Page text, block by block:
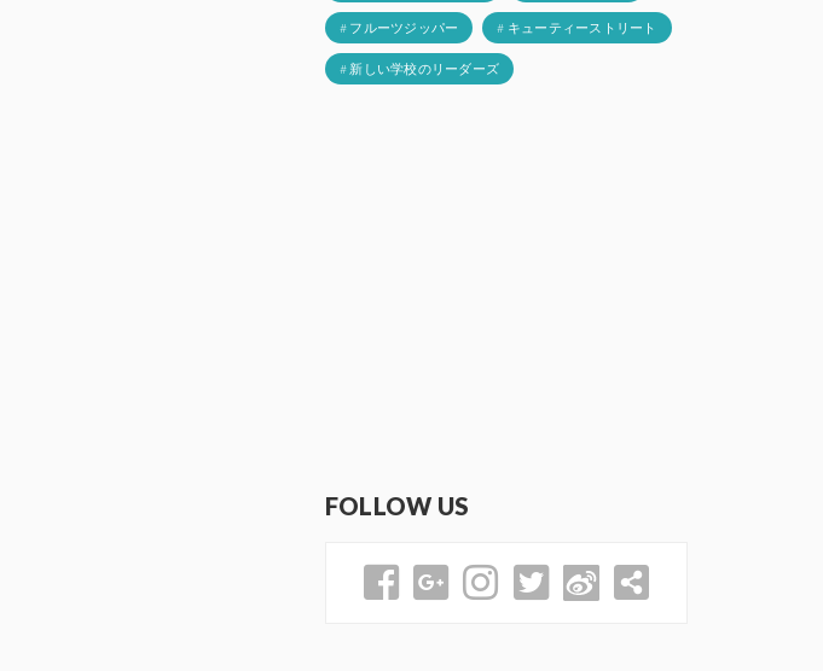
# フルーツジッパー # キューティーストリート
# 新しい学校のリーダーズ
FOLLOW US